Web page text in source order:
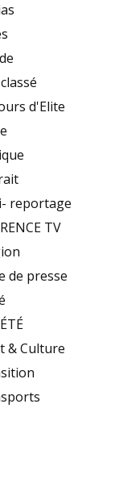
d'Elite
reportage
TV
de presse
& Culture